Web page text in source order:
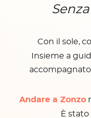
Con il sole,
Insieme a
Andare a Zonzo
È